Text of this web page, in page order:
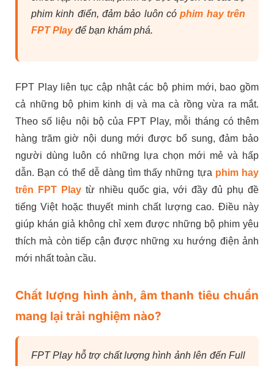
phim kinh điển, đảm bảo luôn cóphim hay trên
FPT Playđể bạn khám phá.
FPT Play liên tục cập nhật các bộ phim mới, bao gồm
cả những bộ phim kinh dị và ma cà rồng vừa ra mắt.
Theo số liệu nội bộ của FPT Play, mỗi tháng có thêm
hàng trăm giờ nội dung mới được bổ sung, đảm bảo
người dùng luôn có những lựa chọn mới mẻ và hấp
dẫn. Bạn có thể dễ dàng tìm thấy những tựa phim hay
trên FPT Playtừ nhiều quốc gia, với đầy đủ phụ đề
tiếng Việt hoặc thuyết minh chất lượng cao. Điều này
giúp khán giả không chỉ xem được những bộ phim yêu
thích mà còn tiếp cận được những xu hướng điện ảnh
mới nhất toàn cầu.
Chất lượng hình ảnh, âm thanh tiêu chuẩn
mang lại trải nghiệm nào?
FPT Play hỗ trợ chất lượng hình ảnh lên đến Full